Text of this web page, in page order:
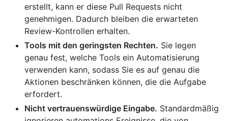
erstellt, kann er diese Pull Requests nicht
genehmigen. Dadurch bleiben die erwarteten
Review-Kontrollen erhalten.
Tools mit den geringsten Rechten. Sie legen
genau fest, welche Tools ein Automatisierung
verwenden kann, sodass Sie es auf genau die
Aktionen beschränken können, die die Aufgabe
erfordert.
Nicht vertrauenswürdige Eingabe. Standardmäßig